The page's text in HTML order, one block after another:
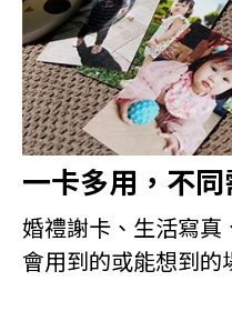
一卡多用，不
婚禮謝卡、生活寫真
會用到的或能想到的